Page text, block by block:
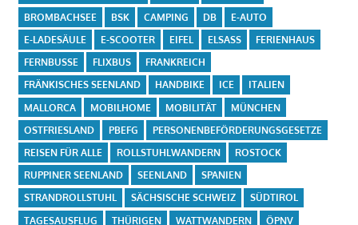
BROMBACHSEE
BSK CAMPING DB
E-AUTO
E-LADESÄULE
E-SCOOTER EIFEL ELSASS
FERIENHAUS
FERNBUSSE
FLIXBUS
FRANKREICH
FRÄNKISCHES SEENLAND
HANDBIKE ICE
ITALIEN
MALLORCA
MOBILHOME MOBILITÄT
MÜNCHEN
OSTFRIESLAND
PBEFG
PERSONENBEFÖRDERUNGSGESETZE
REISEN FÜR ALLE
ROLLSTUHLWANDERN
ROSTOCK
RUPPINER SEENLAND
SEENLAND
SPANIEN
STRANDROLLSTUHL
SÄCHSISCHE SCHWEIZ
SÜDTIROL
TAGESAUSFLUG
THÜRIGEN WATTWANDERN ÖPNV